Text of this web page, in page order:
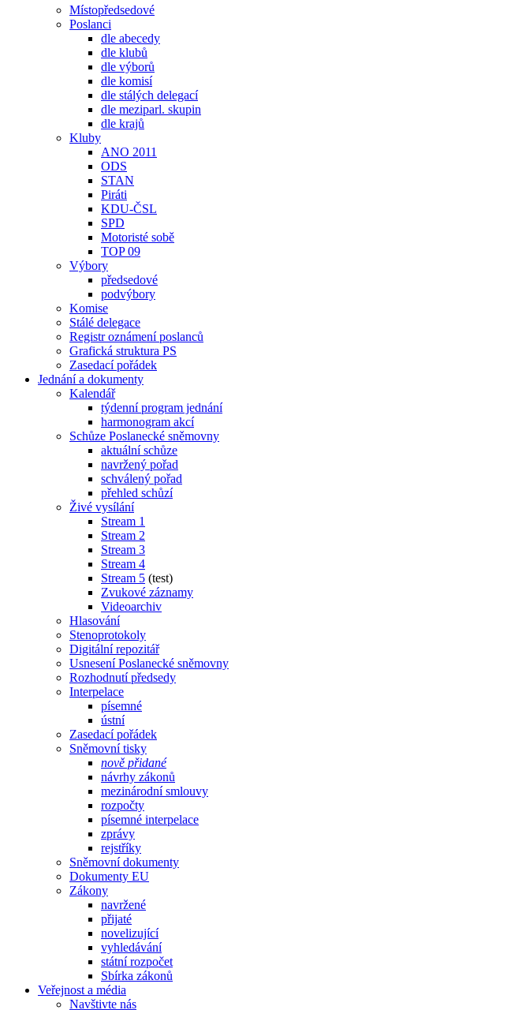
Místopředsedové
Poslanci
dle abecedy
dle klubů
dle výborů
dle komisí
dle stálých delegací
dle meziparl. skupin
dle krajů
Kluby
ANO 2011
ODS
STAN
Piráti
KDU-ČSL
SPD
Motoristé sobě
TOP 09
Výbory
předsedové
podvýbory
Komise
Stálé delegace
Registr oznámení poslanců
Grafická struktura PS
Zasedací pořádek
Jednání a dokumenty
Kalendář
týdenní program jednání
harmonogram akcí
Schůze Poslanecké sněmovny
aktuální schůze
navržený pořad
schválený pořad
přehled schůzí
Živé vysílání
Stream 1
Stream 2
Stream 3
Stream 4
Stream 5 (test)
Zvukové záznamy
Videoarchiv
Hlasování
Stenoprotokoly
Digitální repozitář
Usnesení Poslanecké sněmovny
Rozhodnutí předsedy
Interpelace
písemné
ústní
Zasedací pořádek
Sněmovní tisky
nově přidané
návrhy zákonů
mezinárodní smlouvy
rozpočty
písemné interpelace
zprávy
rejstříky
Sněmovní dokumenty
Dokumenty EU
Zákony
navržené
přijaté
novelizující
vyhledávání
státní rozpočet
Sbírka zákonů
Veřejnost a média
Navštivte nás